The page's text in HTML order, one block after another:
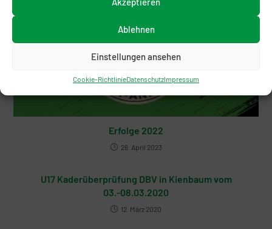
Ablehnen
Einstellungen ansehen
Cookie-RichtlinieDatenschutzImpressum
Erfolge 2022
26. April 2023
U17 Kaderüberprüfung DBV in Kienbaum vom
03.-08.03.2020
12. März 2020